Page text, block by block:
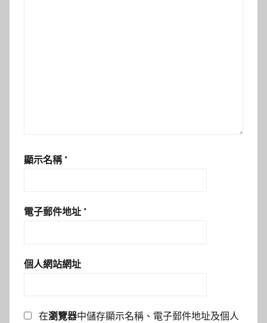
顯示名稱 *
電子郵件地址 *
個人網站網址
在瀏覽器中儲存顯示名稱、電子郵件地址及個人